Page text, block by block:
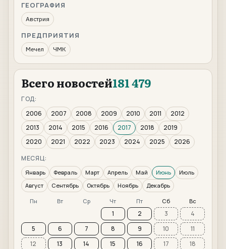
ГЕОГРАФИЯ
Австрия
ПРЕДПРИЯТИЯ
Мечел ЧМК
Всего новостей181 479
ГОД:
2006
2007 2008 2009 2010 2011
2012
2013
2014 2015 2016 2017 2018
2019
2020
2021 2022 2023 2024 2025
2026
МЕСЯЦ:
Январь Февраль Март Апрель Май Июнь
Июль
Август
Сентябрь Октябрь Ноябрь Декабрь
Пн Вт Ср Чт Пт Сб Вс
1 2 3
4
5
6 7 8 9 10
11
12
13 14 15 16 17
18